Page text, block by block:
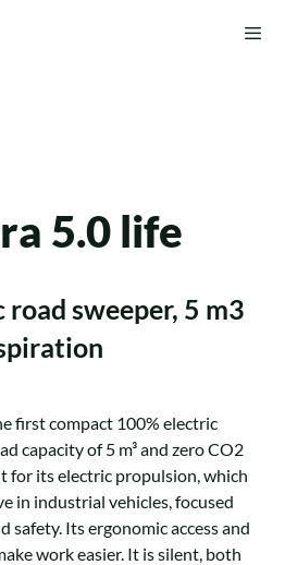
5.0 life
sweeper, 5 m3
first compact 100% electric
capacity of 5 m³ and zero CO2
for its electric propulsion, which
in industrial vehicles, focused
safety. Its ergonomic access and
work easier. It is silent, both